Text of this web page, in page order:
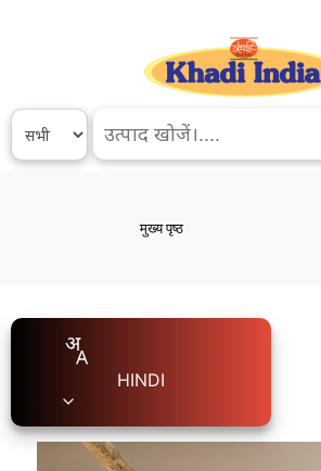
मुख्य पृष्ठ
HINDI